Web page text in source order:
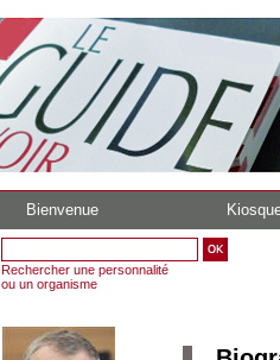
Bienvenue
Rechercher une personnalité
ou un organisme